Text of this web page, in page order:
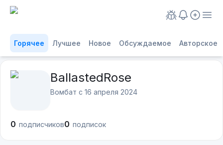
Горячее Лучшее Новое Обсуждаемое Авторское
BallastedRose
Вомбат с 16 апреля 2024
0 подписчиков0 подписок